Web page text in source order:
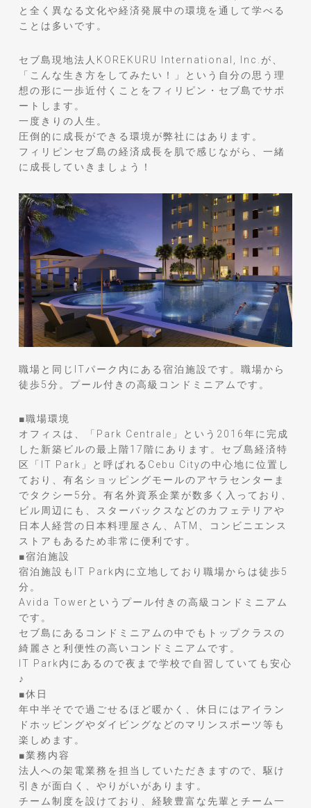
と全く異なる文化や経済発展中の環境を通して学べる
ことは多いです。
セブ島現地法人KOREKURU International, Inc.が、
「こんな生き方をしてみたい！」という自分の思う理
想の形に一歩近付くことをフィリピン・セブ島でサポ
ートします。
一度きりの人生。
圧倒的に成長ができる環境が弊社にはあります。
フィリピンセブ島の経済成長を肌で感じながら、一緒
に成長していきましょう！
職場と同じITパーク内にある宿泊施設です。職場から
徒歩5分。プール付きの高級コンドミニアムです。
■職場環境
オフィスは、「Park Centrale」という2016年に完成
した新築ビルの最上階17階にあります。セブ島経済特
区「IT Park」と呼ばれるCebu Cityの中心地に位置し
ており、有名ショッピングモールのアヤラセンターま
でタクシー5分。有名外資系企業が数多く入っており、
ビル周辺にも、スターバックスなどのカフェテリアや
日本人経営の日本料理屋さん、ATM、コンビニエンス
ストアもあるため非常に便利です。
■宿泊施設
宿泊施設もIT Park内に立地しており職場からは徒歩5
分。
Avida Towerというプール付きの高級コンドミニアム
です。
セブ島にあるコンドミニアムの中でもトップクラスの
綺麗さと利便性の高いコンドミニアムです。
IT Park内にあるので夜まで学校で自習していても安心
♪
■休日
年中半そでで過ごせるほど暖かく、休日にはアイラン
ドホッピングやダイビングなどのマリンスポーツ等も
楽しめます。
■業務内容
法人への架電業務を担当していただきますので、駆け
引きが面白く、やりがいがあります。
チーム制度を設けており、経験豊富な先輩とチーム一